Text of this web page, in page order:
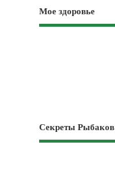
Мое здоровье
Секреты Рыбаков